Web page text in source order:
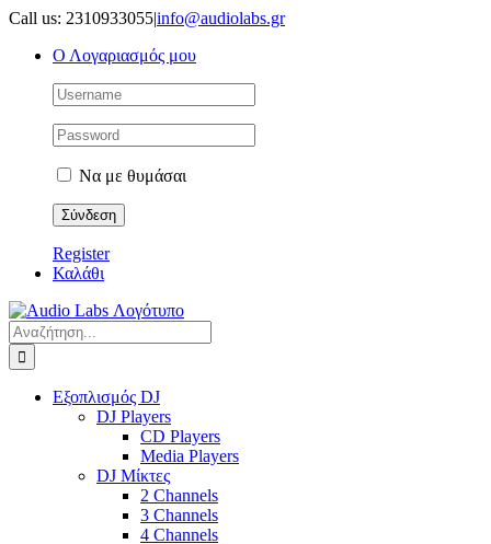
Μετάβαση
περιεχόμενο
Call us: 2310933055|info@audiolabs.gr
Ο Λογαριασμός μου
Να με θυμάσαι
Register
Καλάθι
Αναζήτηση
για:
Εξοπλισμός DJ
DJ Players
CD Players
Media Players
DJ Μίκτες
2 Channels
3 Channels
4 Channels